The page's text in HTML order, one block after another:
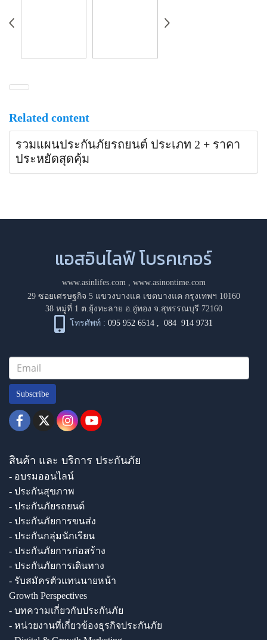
Related content
รวมแผนประกันภัยรถยนต์ ประเภท 2 + ราคา
ประหยัดสุดคุ้ม
แอสอินไลฟ์ โบรคเกอร์
www.asinlifes.com, www.asinontime.com
29 ซอยเศรษฐกิจ 5 แขวงบางแค เขตบางแค กรุงเทพฯ 10160
38 หมู่ที่ 1 ต.ยุ้งทะลาย อ.อู่ทอง จ.สุพรรณบุรี 72160
โทรศัพท์ : 095 952 6514 ,084 914 9731
Subscribe
สินค้า และ บริการ ประกันภัย
- อบรมออนไลน์
- ประกันสุขภาพ
- ประกันภัยรถยนต์
- ประกันภัยการขนส่ง
- ประกันกลุ่มนักเรียน
- ประกันภัยการก่อสร้าง
- ประกันภัยการเดินทาง
- รับสมัครตัวแทนนายหน้า
Growth Perspectives
- บทความเกี่ยวกับประกันภัย
- หน่วยงานที่เกี่ยวข้องธุรกิจประกันภัย